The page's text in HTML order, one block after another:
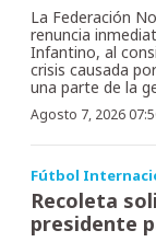
La Federación
renuncia
Infantino, al
crisis causada
una parte de la
Agosto 7, 2026
Fútbol
Recoleta
presidente